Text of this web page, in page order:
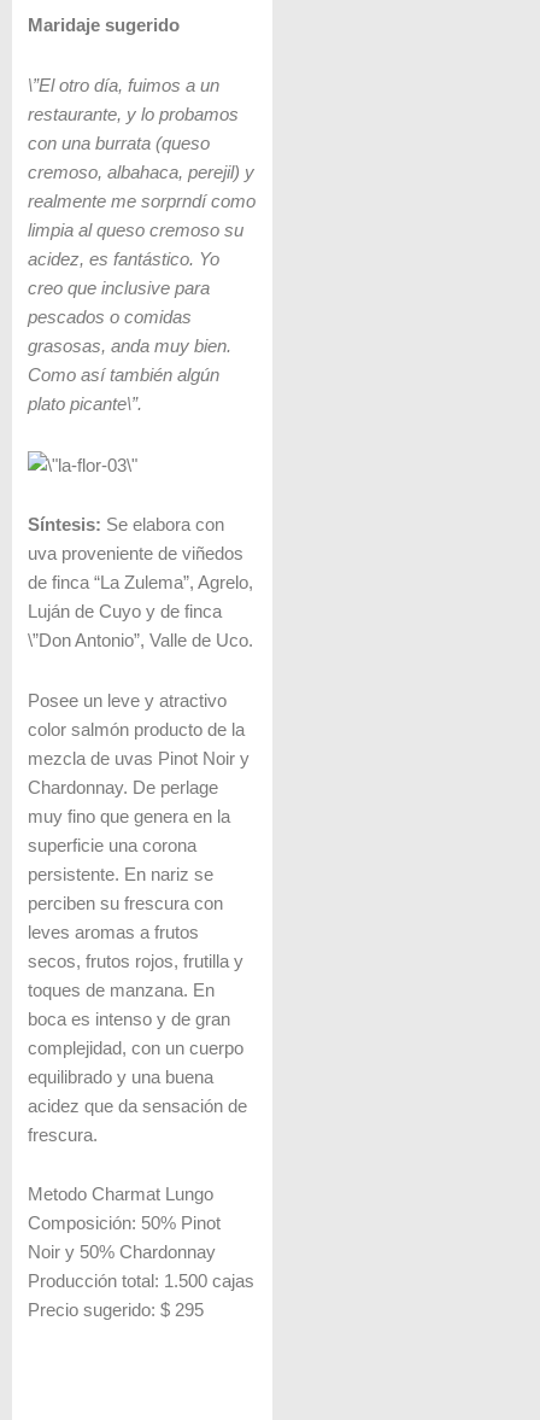
Maridaje sugerido
\”El otro día, fuimos a un
restaurante, y lo probamos
con una burrata (queso
cremoso, albahaca, perejil) y
realmente me sorprndí como
limpia al queso cremoso su
acidez, es fantástico. Yo
creo que inclusive para
pescados o comidas
grasosas, anda muy bien.
Como así también algún
plato picante\”.
Síntesis: Se elabora con
uva proveniente de viñedos
de finca “La Zulema”, Agrelo,
Luján de Cuyo y de finca
\”Don Antonio”, Valle de Uco.
Posee un leve y atractivo
color salmón producto de la
mezcla de uvas Pinot Noir y
Chardonnay. De perlage
muy fino que genera en la
superficie una corona
persistente. En nariz se
perciben su frescura con
leves aromas a frutos
secos, frutos rojos, frutilla y
toques de manzana. En
boca es intenso y de gran
complejidad, con un cuerpo
equilibrado y una buena
acidez que da sensación de
frescura.
Metodo Charmat Lungo
Composición: 50% Pinot
Noir y 50% Chardonnay
Producción total: 1.500 cajas
Precio sugerido: $ 295